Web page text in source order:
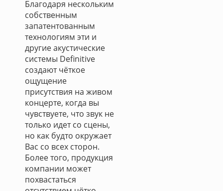
Благодаря нескольким
собственным
запатентованным
технологиям эти и
другие акустические
системы Definitive
создают чёткое
ощущение
присутствия на живом
концерте, когда вы
чувствуете, что звук не
только идет со сцены,
но как будто окружает
Вас со всех сторон.
Более того, продукция
компании может
похвастаться